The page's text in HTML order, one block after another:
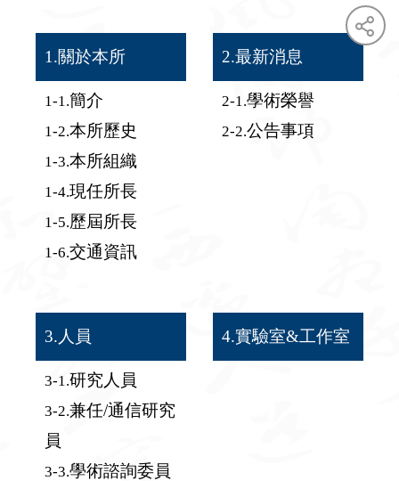
1.關於本所
1-1.簡介
1-2.本所歷史
1-3.本所組織
1-4.現任所長
1-5.歷屆所長
1-6.交通資訊
2.最新消息
2-1.學術榮譽
2-2.公告事項
3.人員
3-1.研究人員
3-2.兼任/通信研究
員
3-3.學術諮詢委員
4.實驗室&工作室